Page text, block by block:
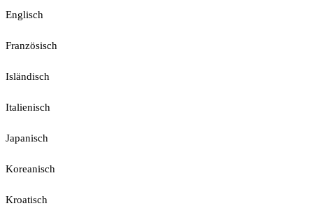
Englisch
Französisch
Isländisch
Italienisch
Japanisch
Koreanisch
Kroatisch